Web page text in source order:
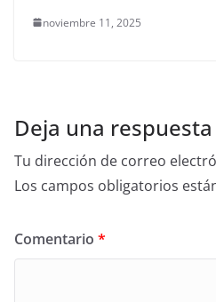
noviembre 11, 2025
Deja una respuesta
Tu dirección de correo
Los campos obligatorios
Comentario *